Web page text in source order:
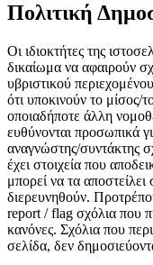
Πολιτική
Οι ιδιοκτήτες της
δικαίωμα να αφαιρούν
υβριστικού
ότι υποκινούν το μίσος/
οποιαδήποτε άλλη
ευθύνονται προσωπικά
αναγνώστης/συντάκτης
έχει στοιχεία που
μπορεί να τα αποστείλει
διερευνηθούν.
report / flag σχόλια που
κανόνες. Σχόλια που
σελίδα, δεν